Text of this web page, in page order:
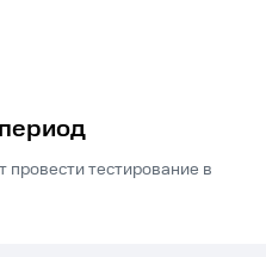
провести тестирование в